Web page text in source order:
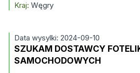
Kraj: Węgry
Data wysylki: 2024-09-10
SZUKAM DOSTAWCY
SAMOCHODOWYCH